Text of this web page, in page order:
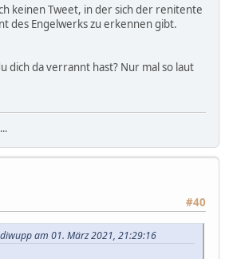
keinen Tweet, in der sich der renitente
des Engelwerks zu erkennen gibt.
dich da verrannt hast? Nur mal so laut
#40
am 01. März 2021, 21:29:16